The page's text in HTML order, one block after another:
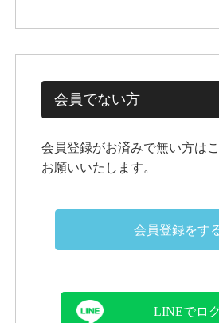
会員でない方
会員登録がお済みで無い方は
お願いいたします。
会員登録をす
LINEでロ